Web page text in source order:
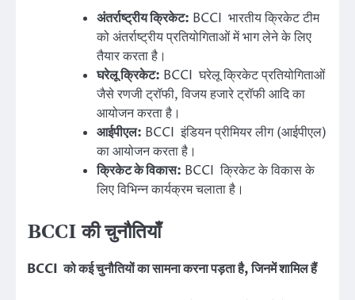
अंतर्राष्ट्रीय क्रिकेट: BCCI भारतीय क्रिकेट टीम
को अंतर्राष्ट्रीय प्रतियोगिताओं में भाग लेने के लिए
तैयार करता है।
घरेलू क्रिकेट: BCCI घरेलू क्रिकेट प्रतियोगिताओं
जैसे रणजी ट्रॉफी, विजय हजारे ट्रॉफी आदि का
आयोजन करता है।
आईपीएल: BCCI इंडियन प्रीमियर लीग (आईपीएल)
का आयोजन करता है।
क्रिकेट के विकास: BCCI क्रिकेट के विकास के
लिए विभिन्न कार्यक्रम चलाता है।
BCCI की चुनौतियाँ
BCCI को कई चुनौतियों का सामना करना पड़ता है, जिनमें शामिल हैं